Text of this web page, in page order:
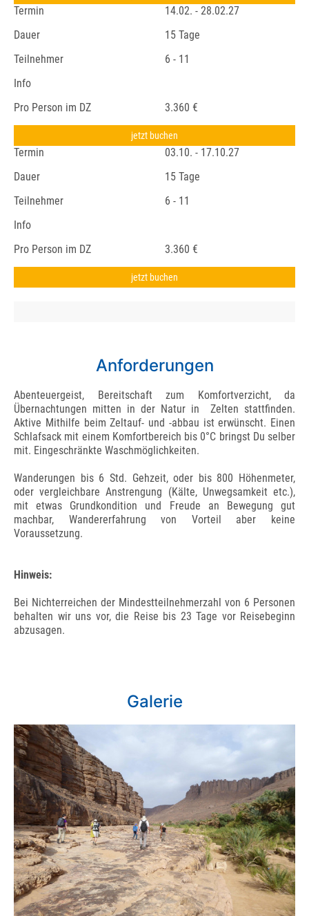
Termin
14.02. - 28.02.27
Dauer
15 Tage
Teilnehmer
6 - 11
Info
Pro Person im DZ
3.360 €
jetzt buchen
Termin
03.10. - 17.10.27
Dauer
15 Tage
Teilnehmer
6 - 11
Info
Pro Person im DZ
3.360 €
jetzt buchen
Anforderungen
Abenteuergeist, Bereitschaft zum Komfortverzicht, da
Übernachtungen mitten in der Natur in Zelten stattfinden.
Aktive Mithilfe beim Zeltauf- und -abbau ist erwünscht. Einen
Schlafsack mit einem Komfortbereich bis 0°C bringst Du selber
mit. Eingeschränkte Waschmöglichkeiten.
Wanderungen bis 6 Std. Gehzeit, oder bis 800 Höhenmeter,
oder vergleichbare Anstrengung (Kälte, Unwegsamkeit etc.),
mit etwas Grundkondition und Freude an Bewegung gut
machbar, Wandererfahrung von Vorteil aber keine
Voraussetzung.
Hinweis:
Bei Nichterreichen der Mindestteilnehmerzahl von 6 Personen
behalten wir uns vor, die Reise bis 23 Tage vor Reisebeginn
abzusagen.
Galerie